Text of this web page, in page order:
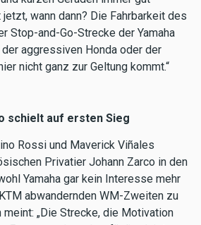
wann dann? Die Fahrbarkeit des
Stop-and-Go-Strecke der Yamaha
aggressiven Honda oder der
nicht ganz zur Geltung kommt.“
schielt auf ersten Sieg
Rossi und Maverick Viñales
Privatier Johann Zarco in den
Yamaha gar kein Interesse mehr
abwandernden WM-Zweiten zu
„Die Strecke, die Motivation